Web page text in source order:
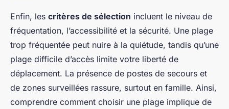
Enfin, les critères de sélection incluent le niveau de
fréquentation, l’accessibilité et la sécurité. Une plage
trop fréquentée peut nuire à la quiétude, tandis qu’une
plage difficile d’accès limite votre liberté de
déplacement. La présence de postes de secours et
de zones surveillées rassure, surtout en famille. Ainsi,
comprendre comment choisir une plage implique de